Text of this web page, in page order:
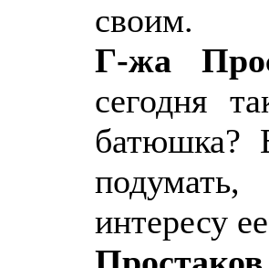
своим.
Г-жа
сегодня
батюшка?
интересу